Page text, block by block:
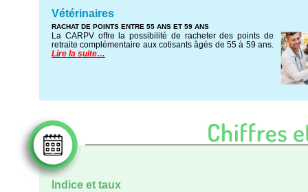
Vétérinaires
RACHAT DE POINTS ENTRE 55 ANS ET 59 ANS
La CARPV offre la possibilité de racheter des points de
retraite complémentaire aux cotisants âgés de 55 à 59 ans.
Lire la suite…
Indice et taux